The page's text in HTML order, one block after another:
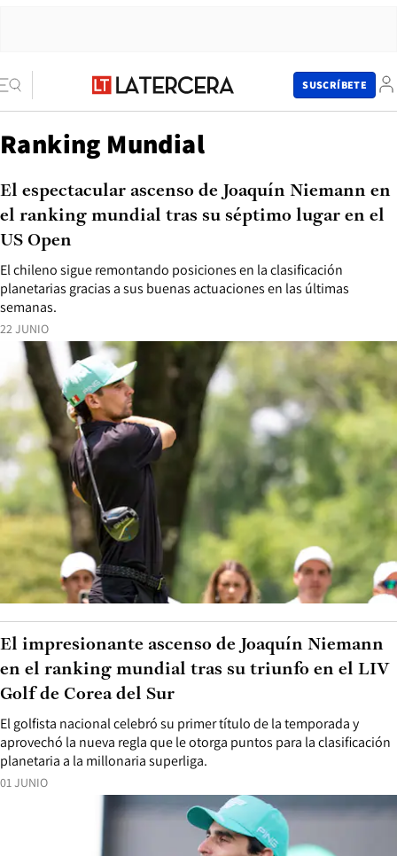
SUSCRÍBETE
Ranking Mundial
22 JUNIO
El chileno sigue remontando posiciones en la clasificación
planetarias gracias a sus buenas actuaciones en las últimas
semanas.
El espectacular ascenso de Joaquín Niemann en
el ranking mundial tras su séptimo lugar en el
US Open
01 JUNIO
El golfista nacional celebró su primer título de la temporada y
aprovechó la nueva regla que le otorga puntos para la clasificación
planetaria a la millonaria superliga.
El impresionante ascenso de Joaquín Niemann
en el ranking mundial tras su triunfo en el LIV
Golf de Corea del Sur